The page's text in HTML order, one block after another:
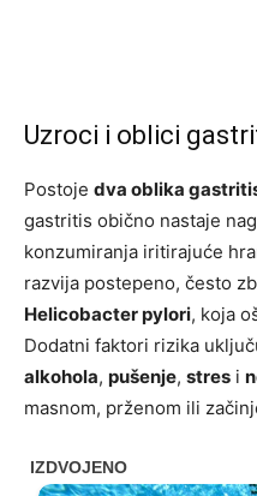
Uzroci i oblici
Postoje dva oblika
gastritis obično nastaje
konzumiranja iritirajuće
razvija postepeno, često
Helicobacter pylori, koja
Dodatni faktori rizika
alkohola, pušenje, stres i
masnom, prženom ili